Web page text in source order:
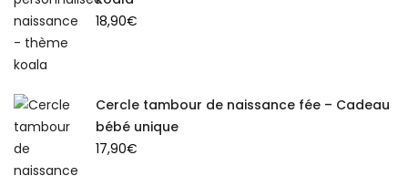
18,90€
Cercle tambour de naissance fée – Cadeau
bébé unique
17,90€